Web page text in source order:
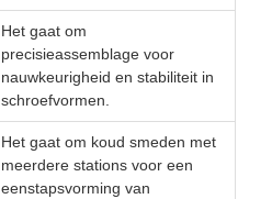
Het gaat om
precisieassemblage voor
nauwkeurigheid en stabiliteit in
schroefvormen.
Het gaat om koud smeden met
meerdere stations voor een
eenstapsvorming van